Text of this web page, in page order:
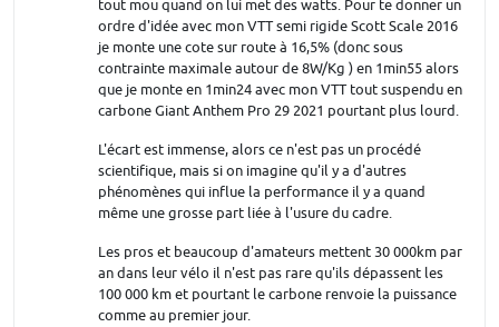
tout mou quand on lui met des watts. Pour te donner un
ordre d'idée avec mon VTT semi rigide Scott Scale 2016
je monte une cote sur route à 16,5% (donc sous
contrainte maximale autour de 8W/Kg ) en 1min55 alors
que je monte en 1min24 avec mon VTT tout suspendu en
carbone Giant Anthem Pro 29 2021 pourtant plus lourd.
L'écart est immense, alors ce n'est pas un procédé
scientifique, mais si on imagine qu'il y a d'autres
phénomènes qui influe la performance il y a quand
même une grosse part liée à l'usure du cadre.
Les pros et beaucoup d'amateurs mettent 30 000km par
an dans leur vélo il n'est pas rare qu'ils dépassent les
100 000 km et pourtant le carbone renvoie la puissance
comme au premier jour.